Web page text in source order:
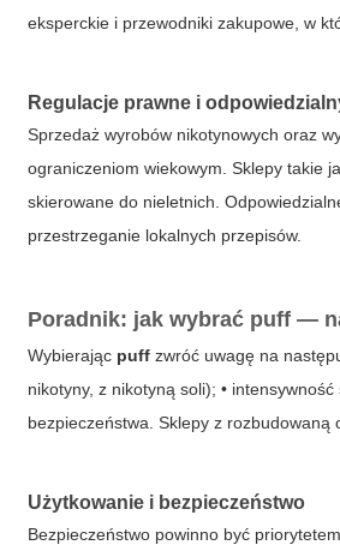
eksperckie i przewodniki zakupowe, w
Regulacje prawne i
Sprzedaż wyrobów nikotynowych oraz
ograniczeniom wiekowym. Sklepy takie
skierowane do nieletnich.
przestrzeganie lokalnych przepisów.
Poradnik: jak wybrać puff —
Wybierając puff zwróć uwagę na
nikotyny, z nikotyną soli); •
bezpieczeństwa. Sklepy z
Użytkowanie i bezpieczeństwo
Bezpieczeństwo powinno być